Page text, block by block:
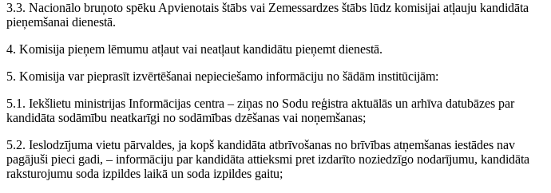
3.3. Nacionālo bruņoto spēku Apvienotais štābs vai Zemessardzes štābs lūdz komisijai atļauju kandidāta
pieņemšanai dienestā.
4. Komisija pieņem lēmumu atļaut vai neatļaut kandidātu pieņemt dienestā.
5. Komisija var pieprasīt izvērtēšanai nepieciešamo informāciju no šādām institūcijām:
5.1. Iekšlietu ministrijas Informācijas centra – ziņas no Sodu reģistra aktuālās un arhīva datubāzes par
kandidāta sodāmību neatkarīgi no sodāmības dzēšanas vai noņemšanas;
5.2. Ieslodzījuma vietu pārvaldes, ja kopš kandidāta atbrīvošanas no brīvības atņemšanas iestādes nav
pagājuši pieci gadi, – informāciju par kandidāta attieksmi pret izdarīto noziedzīgo nodarījumu, kandidāta
raksturojumu soda izpildes laikā un soda izpildes gaitu;